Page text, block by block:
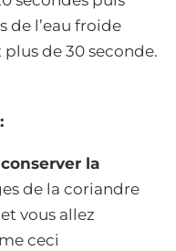
de l’eau froide
de 30 seconde.
la
de la coriandre
vous allez
ceci